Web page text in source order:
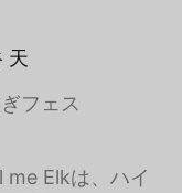
天
フェス
Elkは、ハイ